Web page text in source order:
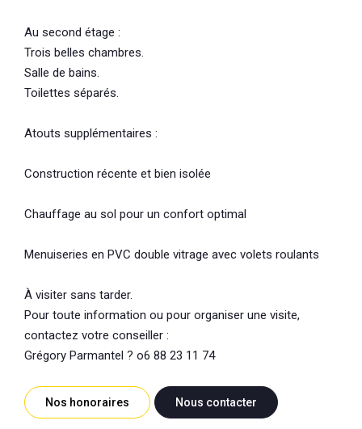
Au second étage :
Trois belles chambres.
Salle de bains.
Toilettes séparés.
Atouts supplémentaires :
Construction récente et bien isolée
Chauffage au sol pour un confort optimal
Menuiseries en PVC double vitrage avec volets roulants
À visiter sans tarder.
Pour toute information ou pour organiser une visite,
contactez votre conseiller :
Grégory Parmantel ? o6 88 23 11 74
Nos honoraires Nous contacter